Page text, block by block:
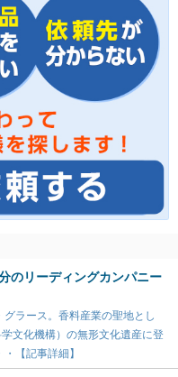
のリーディングカンパニー
ラース。香料産業の聖地とし
文化機構）の無形文化遺産に登
【記事詳細】